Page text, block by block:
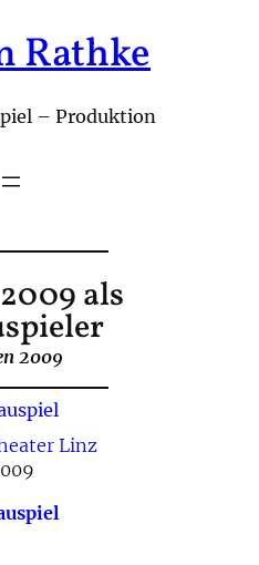
Rathke
– Produktion
als
2009
Linz